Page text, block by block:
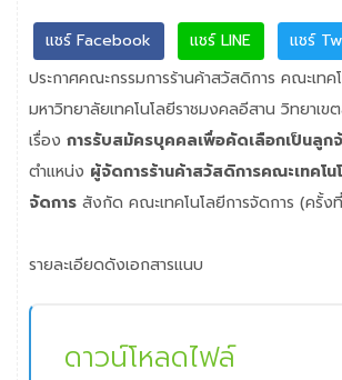
แชร์ Facebook แชร์ LINE
แชร์
ประกาศคณะกรรมการร้านค้าสวัสดิการ คณะเทค
มหาวิทยาลัยเทคโนโลยีราชมงคลอีสาน วิทยาเข
เรื่อง การรับสมัครบุคคลเพื่อคัดเลือกเป็นลูกจ้
ตำแหน่ง ผู้จัดการร้านค้าสวัสดิการคณะเทคโน
จัดการ สังกัด คณะเทคโนโลยีการจัดการ (ครั้ง
รายละเอียดดังเอกสารแนบ
ดาวน์โหลดไฟล์